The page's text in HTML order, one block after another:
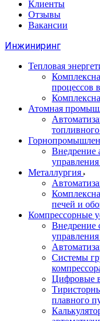
Клиенты
Отзывы
Вакансии
Инжиниринг
Тепловая
процессов
Атомная
Внедрение
Металлургия
печей и
Компрессорные
Внедрение
Системы
Цифровые
плавного